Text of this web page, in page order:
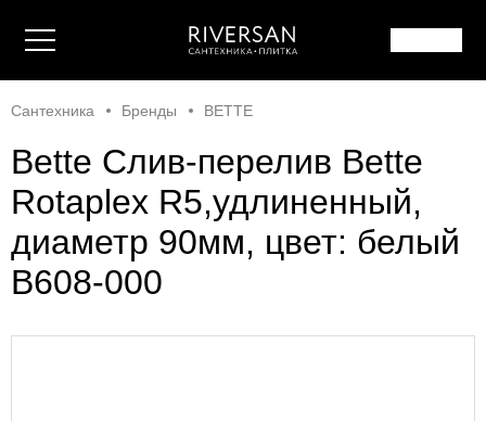
Сантехника Бренды BETTE
Bette Слив-перелив Bette
Rotaplex R5,удлиненный,
диаметр 90мм, цвет: белый
B608-000